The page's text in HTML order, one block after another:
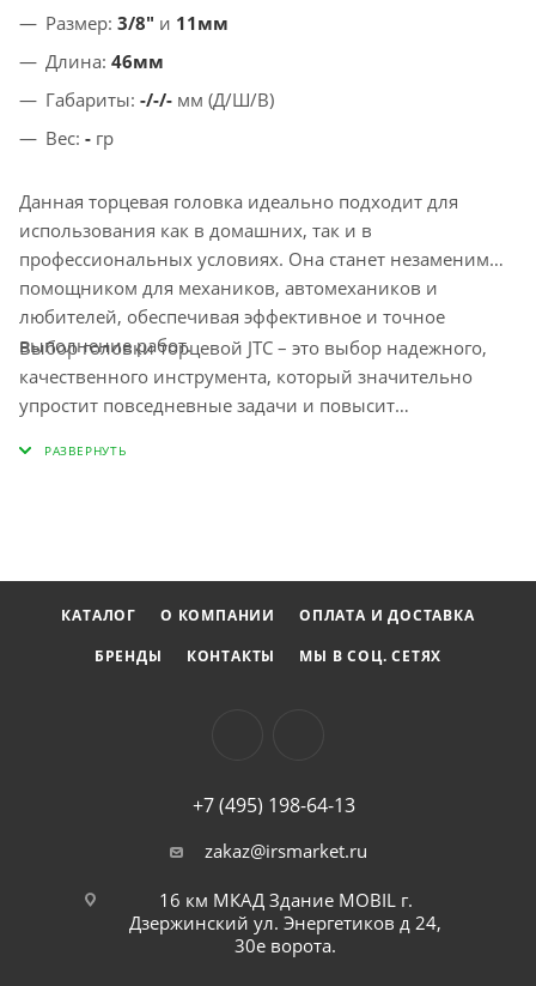
Размер: 3/8" и 11мм
Длина: 46мм
Габариты: -/-/- мм (Д/Ш/В)
Вес: - гр
Данная торцевая головка идеально подходит для
использования как в домашних, так и в
профессиональных условиях. Она станет незаменимым
помощником для механиков, автомехаников и
любителей, обеспечивая эффективное и точное
выполнение работ.
Выбор головки торцевой JTC – это выбор надежного,
качественного инструмента, который значительно
упростит повседневные задачи и повысит
КАТАЛОГ О КОМПАНИИ
ОПЛАТА И ДОСТАВКА
БРЕНДЫ
КОНТАКТЫ МЫ В СОЦ. СЕТЯХ
+7 (495) 198-64-13
zakaz@irsmarket.ru
16 км МКАД Здание MOBIL г.
Дзержинский ул. Энергетиков д 24,
30е ворота.